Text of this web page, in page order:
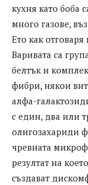
кухня като боба
много газове,
Ето как
Варивата са
белтък и
фибри, някои
алфа-
с един, два или
олигозахариди
чревната
резултат на
създават